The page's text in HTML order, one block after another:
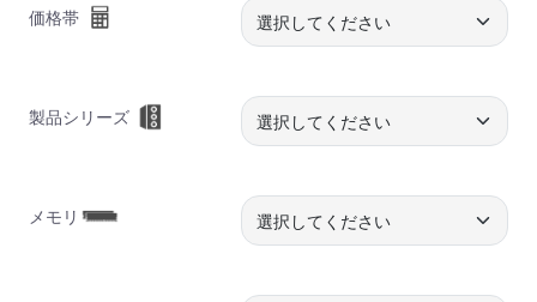
価格帯
製品シリーズ
メモリ